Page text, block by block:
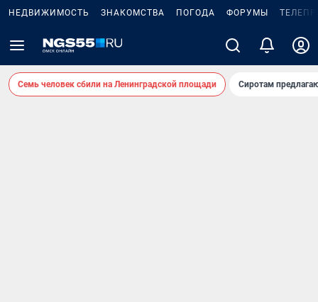
НЕДВИЖИМОСТЬ ЗНАКОМСТВА ПОГОДА ФОРУМЫ
Семь человек сбили на Ленинградской площади Сиротам